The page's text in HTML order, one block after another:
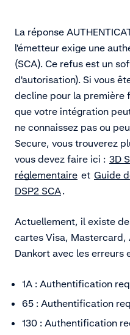
La réponse
l'émetteur exige une
(SCA). Ce refus est un
d'autorisation). Si vous
decline pour la première
que votre intégration
ne connaissez pas ou
Secure, vous trouverez
vous devez faire ici : 3D
réglementaire et Guide
DSP2 SCA.
Actuellement, il existe
cartes Visa, Mastercard,
Dankort avec les erreurs
1A : Authentification
65 : Authentification
130 : Authentification